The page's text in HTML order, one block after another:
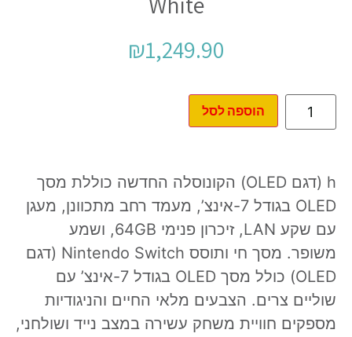
₪1,249.90
הוספה לסל
h (דגם OLED) הקונוסלה החדשה כוללת מסך
OLED בגודל 7-אינצ’, מעמד רחב מתכוונן, מעגן
עם שקע LAN, זיכרון פנימי 64GB, ושמע
משופר. מסך חי ותוסס Nintendo Switch (דגם
OLED) כולל מסך OLED בגודל 7-אינצ’ עם
שוליים צרים. הצבעים מלאי החיים והניגודיות
מספקים חוויית משחק עשירה במצב נייד ושולחני,